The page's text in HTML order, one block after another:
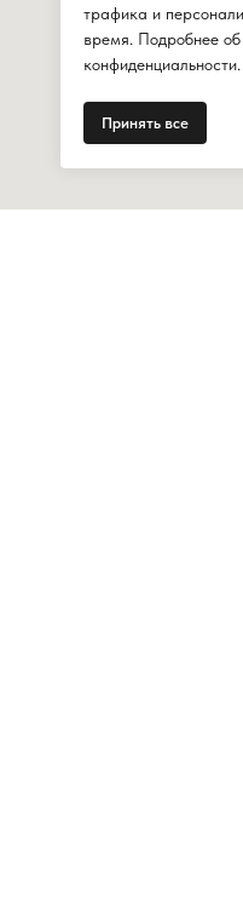
трафика и
время. Подробнее
конфиденциальности.
Принять все